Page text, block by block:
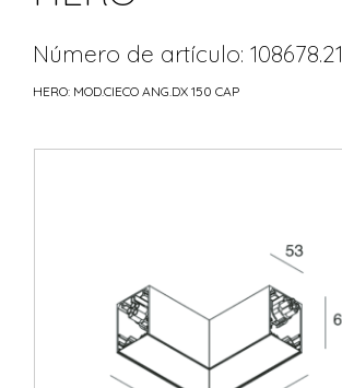
Número de artículo: 108678.21
HERO: MOD.CIECO ANG.DX 150 CAP